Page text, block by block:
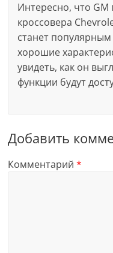
Интересно, что
кроссовера
станет
хорошие
увидеть, как он
функции будут
Добавить
Комментарий*